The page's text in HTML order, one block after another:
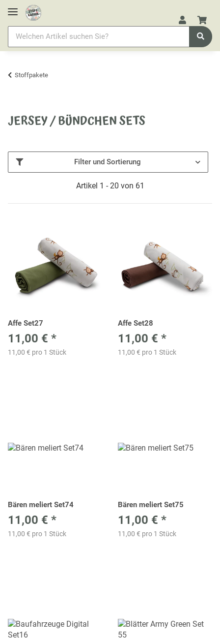
Stoffpakete
JERSEY / BÜNDCHEN SETS
Filter und Sortierung
Artikel 1 - 20 von 61
Affe Set27
11,00 € *
11,00 € pro 1 Stück
Affe Set28
11,00 € *
11,00 € pro 1 Stück
Bären meliert Set74
11,00 € *
11,00 € pro 1 Stück
Bären meliert Set75
11,00 € *
11,00 € pro 1 Stück